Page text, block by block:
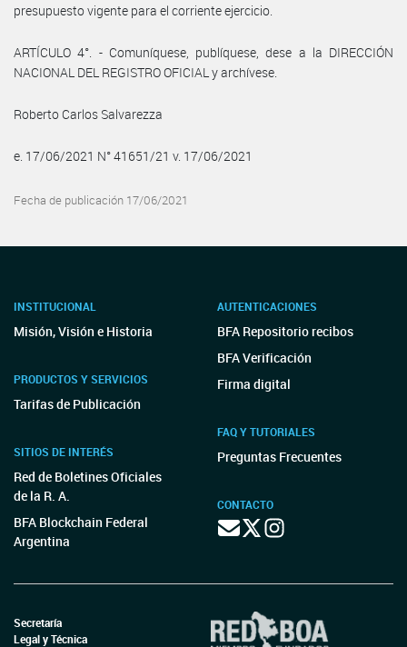
presupuesto vigente para el corriente ejercicio.
ARTÍCULO 4°. - Comuníquese, publíquese, dese a la DIRECCIÓN
NACIONAL DEL REGISTRO OFICIAL y archívese.
Roberto Carlos Salvarezza
e. 17/06/2021 N° 41651/21 v. 17/06/2021
Fecha de publicación 17/06/2021
INSTITUCIONAL
Misión, Visión e Historia
PRODUCTOS Y SERVICIOS
Tarifas de Publicación
SITIOS DE INTERÉS
Red de Boletines Oficiales
de la R. A.
BFA Blockchain Federal
Argentina
AUTENTICACIONES
BFA Repositorio recibos
BFA Verificación
Firma digital
FAQ Y TUTORIALES
Preguntas Frecuentes
CONTACTO
Secretaría
Legal y Técnica